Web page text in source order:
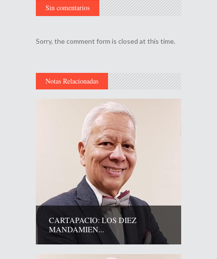
Sin comentarios
Sorry, the comment form is closed at this time.
Notas Relacionadas
CARTAPACIO: LOS DIEZ
MANDAMIEN...